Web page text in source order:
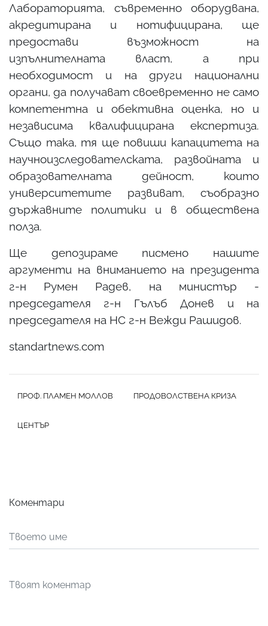
Лабораторията, съвременно оборудвана,
акредитирана и нотифицирана, ще
предостави възможност на
изпълнителната власт, а при
необходимост и на други национални
органи, да получават своевременно не само
компетентна и обективна оценка, но и
независима квалифицирана експертиза.
Също така, тя ще повиши капацитета на
научноизследователската, развойната и
образователната дейност, които
университетите развиват, съобразно
държавните политики и в обществена
полза.
Ще депозираме писмено нашите
аргументи на вниманието на президента
г-н Румен Радев, на министър -
председателя г-н Гълъб Донев и на
председателя на НС г-н Вежди Рашидов.
standartnews.com
ПРОФ. ПЛАМЕН МОЛЛОВ ПРОДОВОЛСТВЕНА КРИЗА
ЦЕНТЪР
Коментари